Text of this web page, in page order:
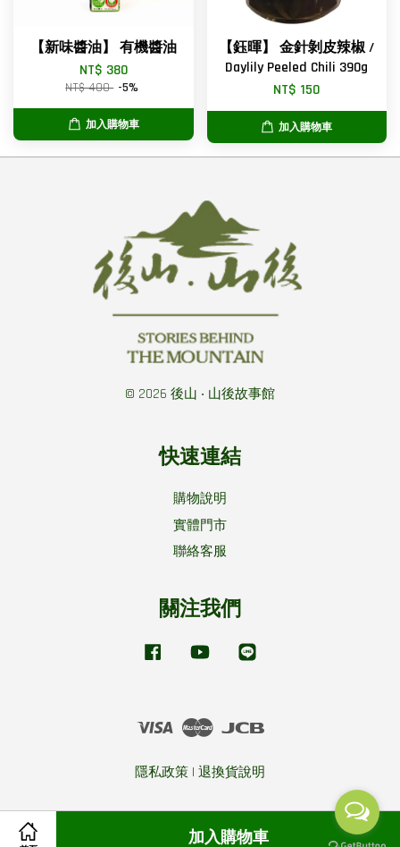
加入購物車
【新味醬油】 有機醬油
NT$ 380
NT$ 400 -5%
加入購物車
【鈺暉】 金針剝皮辣椒 /
Daylily Peeled Chili 390g
NT$ 150
加入購物車
© 2026 後山 ‧ 山後故事館
快速連結
購物說明
實體門市
聯絡客服
關注我們
Facebook YouTube
Visa Master JCB
隱私政策 | 退換貨說明